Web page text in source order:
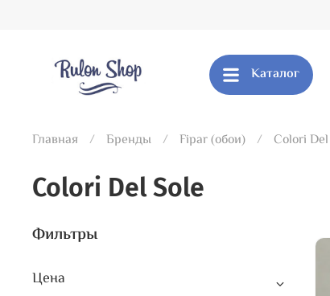
Каталог
Главная Бренды Fipar (обои) Colori
Colori Del Sole
Фильтры
Цена